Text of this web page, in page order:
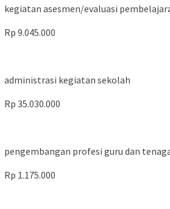
kegiatan asesmen/evaluasi
Rp 9.045.000
administrasi kegiatan sekolah
Rp 35.030.000
pengembangan profesi guru dan
Rp 1.175.000